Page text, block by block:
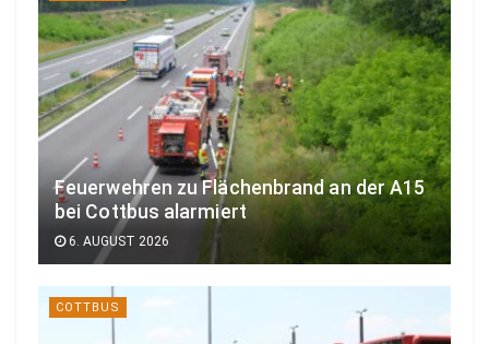
Feuerwehren zu Flächenbrand an der A15
bei Cottbus alarmiert
6. AUGUST 2026
COTTBUS